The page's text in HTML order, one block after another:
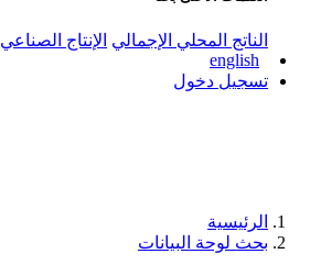
الناتج المحلي الإجمالي الإنتاج الصناعي
english
تسجيل دخول
الرئيسية
بحث لوحة البيانات